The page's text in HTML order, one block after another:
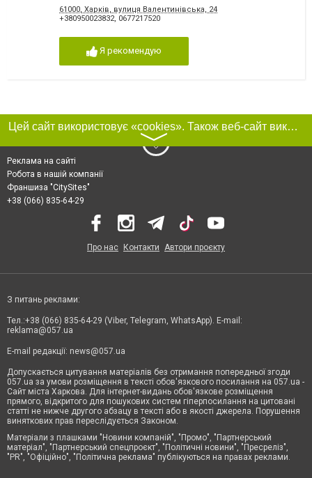
61000, Харків, вулиця Валентинівська, 24
+380950023832, 0677217520
Я рекомендую
Цей сайт використовує «cookies». Також веб-сайт використовує інтернет-сервіс для збору технічних даних стосовно відвідувачів з метою отримання маркетингової та статистичної інформації. Умови обробки даних відвідувачів сайту див.
〉
Реклама на сайті
Робота в нашій компанії
Франшиза "CitySites"
+38 (066) 835-64-29
Про нас Контакти Автори проєкту
З питань реклами:
Тел.:+38 (066) 835-64-29 (Viber, Telegram, WhatsApp). E-mail:
reklama@057.ua
E-mail редакції: news@057.ua
Допускається цитування матеріалів без отримання попередньої згоди
057.ua за умови розміщення в тексті обов'язкового посилання на 057.ua -
Сайт міста Харкова. Для інтернет-видань обов'язкове розміщення
прямого, відкритого для пошукових систем гіперпосилання на цитовані
статті не нижче другого абзацу в тексті або в якості джерела. Порушення
виняткових прав переслідується Законом.
Матеріали з плашками "Новини компаній", "Промо", "Партнерський
матеріал", "Партнерський спецпроєкт", "Політичні новини", "Пресреліз",
"PR", "Офіційно", "Політична реклама" публікуються на правах реклами.